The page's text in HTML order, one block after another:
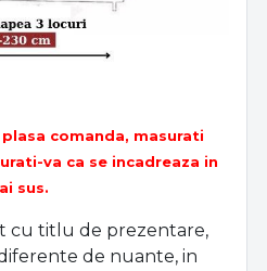
plasa comanda, masurati
va ca se incadreaza in
sus.
cu titlu de prezentare,
de nuante, in